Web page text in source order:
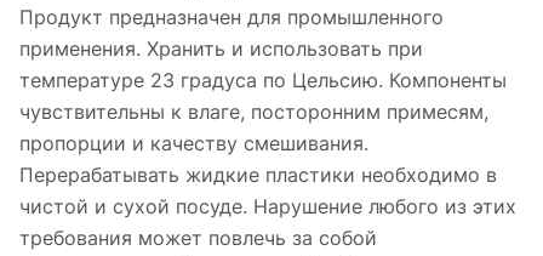
Продукт предназначен для промышленного
применения. Хранить и использовать при
температуре 23 градуса по Цельсию. Компоненты
чувствительны к влаге, посторонним примесям,
пропорции и качеству смешивания.
Перерабатывать жидкие пластики необходимо в
чистой и сухой посуде. Нарушение любого из этих
требования может повлечь за собой